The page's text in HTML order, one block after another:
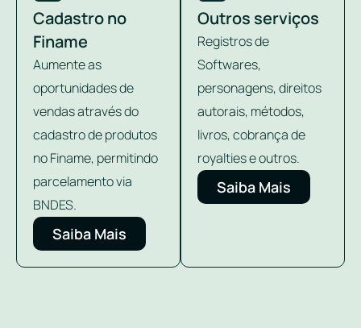
Cadastro no
Finame
Aumente as
oportunidades de
vendas através do
cadastro de produtos
no Finame, permitindo
parcelamento via
BNDES.
Saiba Mais
Outros serviços
Registros de
Softwares,
personagens, direitos
autorais, métodos,
livros, cobrança de
royalties e outros.
Saiba Mais